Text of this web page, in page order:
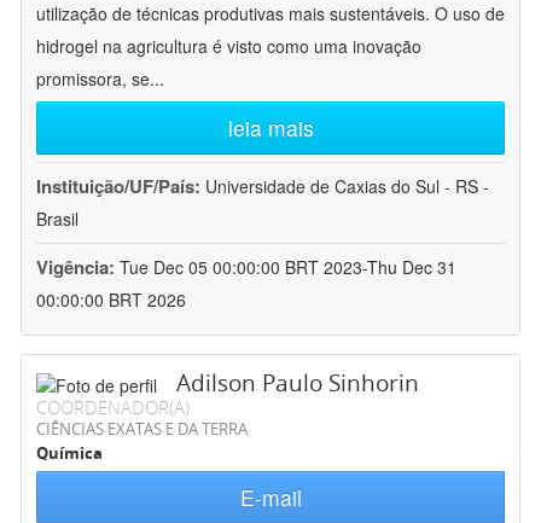
utilização de técnicas produtivas mais sustentáveis. O uso de
hidrogel na agricultura é visto como uma inovação
promissora, se...
leia mais
Instituição/UF/País: Universidade de Caxias do Sul - RS -
Brasil
Vigência: Tue Dec 05 00:00:00 BRT 2023-Thu Dec 31
00:00:00 BRT 2026
Adilson Paulo Sinhorin
COORDENADOR(A)
CIÊNCIAS EXATAS E DA TERRA
Química
E-mail